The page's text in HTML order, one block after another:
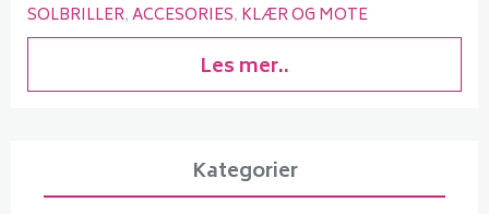
SOLBRILLER ACCESORIES KLÆR OG MOTE
Les mer..
Kategorier